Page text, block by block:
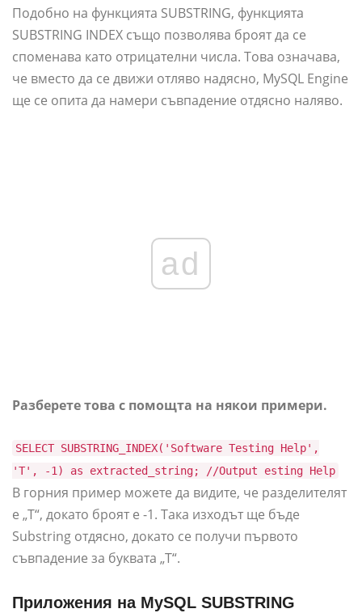
Подобно на функцията SUBSTRING, функцията
SUBSTRING INDEX също позволява броят да се
споменава като отрицателни числа. Това означава,
че вместо да се движи отляво надясно, MySQL Engine
ще се опита да намери съвпадение отдясно наляво.
ad
Разберете това с помощта на някои примери.
SELECT SUBSTRING_INDEX('Software Testing Help',
'T', -1) as extracted_string; //Output esting Help
В горния пример можете да видите, че разделителят
е „T“, докато броят е -1. Така изходът ще бъде
Substring отдясно, докато се получи първото
съвпадение за буквата „T“.
Приложения на MySQL SUBSTRING